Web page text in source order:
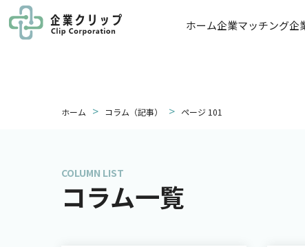
ホーム企業マッチング企
ホーム > コラム（記事） > ページ 101
COLUMN LIST
コラム一覧